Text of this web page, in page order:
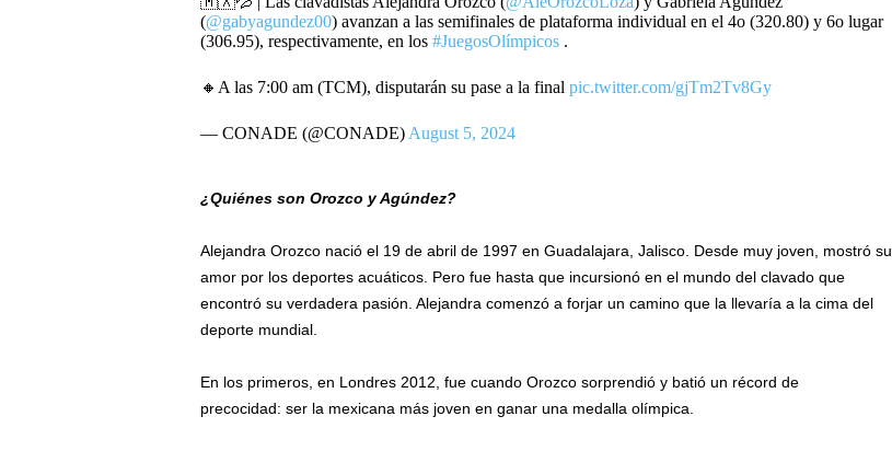
(@gabyagundez00) avanzan a las semifinales de plataforma individual en el 4o (320.80) y 6o lugar
(306.95), respectivamente, en los #JuegosOlímpicos.
🔸A las 7:00 am (TCM), disputarán su pase a la final pic.twitter.com/gjTm2Tv8Gy
— CONADE (@CONADE) August 5, 2024
¿Quiénes son Orozco y Agúndez?
Alejandra Orozco nació el 19 de abril de 1997 en Guadalajara, Jalisco. Desde muy joven, mostró su
amor por los deportes acuáticos. Pero fue hasta que incursionó en el mundo del clavado que
encontró su verdadera pasión. Alejandra comenzó a forjar un camino que la llevaría a la cima del
deporte mundial.
En los primeros, en Londres 2012, fue cuando Orozco sorprendió y batió un récord de
precocidad: ser la mexicana más joven en ganar una medalla olímpica.